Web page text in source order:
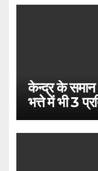
केन्द्र के समान
भत्ते में भी 3